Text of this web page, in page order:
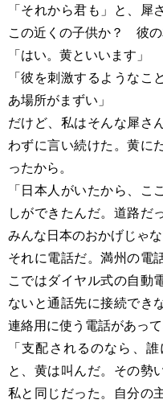
「それから君も」と、犀
この近くの子供か？ 彼の
「はい。黄といいます」
「彼を刺激するようなこ
あ場所がまずい」
だけど、私はそんな犀さ
わずに言い続けた。黄に
ったから。
「日本人がいたから、こ
しができたんだ。道路だ
みんな日本のおかげじゃな
それに電話だ。満州の電
こではダイヤル式の自動
ないと通話先に接続でき
連絡用に使う電話があっ
「支配されるのなら、
と、黄は叫んだ。その勢
私と同じだった。自分の